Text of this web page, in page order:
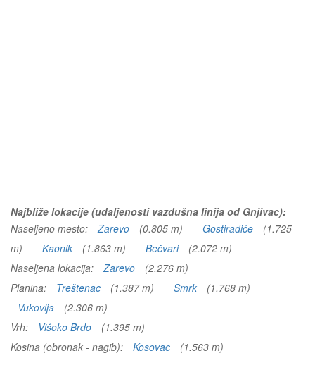
Najbliže lokacije (udaljenosti vazdušna linija od Gnjivac):
Naseljeno mesto:
Zarevo (0.805 m) Gostiradiće
(1.725
m)
Kaonik (1.863 m) Bečvari
(2.072 m)
Naseljena lokacija:
Zarevo
(2.276 m)
Planina:
Treštenac (1.387 m) Smrk
(1.768 m)
Vukovija
(2.306 m)
Vrh:
Višoko Brdo
(1.395 m)
Kosina (obronak - nagib):
Kosovac (1.563 m)